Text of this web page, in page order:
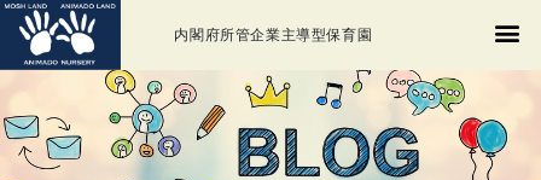
内閣府所管企業主導型保育園